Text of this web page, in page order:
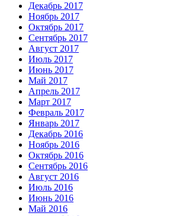
Декабрь 2017
Ноябрь 2017
Октябрь 2017
Сентябрь 2017
Август 2017
Июль 2017
Июнь 2017
Май 2017
Апрель 2017
Март 2017
Февраль 2017
Январь 2017
Декабрь 2016
Ноябрь 2016
Октябрь 2016
Сентябрь 2016
Август 2016
Июль 2016
Июнь 2016
Май 2016